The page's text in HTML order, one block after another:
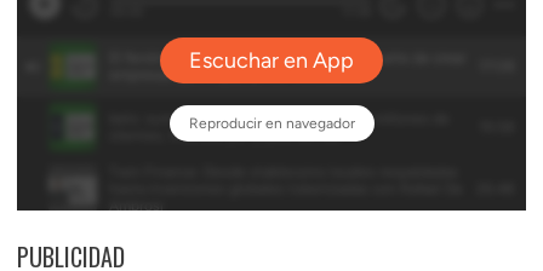
PUBLICIDAD